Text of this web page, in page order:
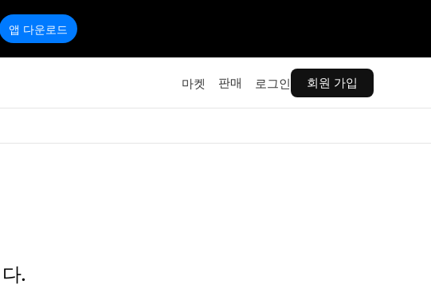
앱 다운로드
마켓 판매 로그인 회원 가입
.